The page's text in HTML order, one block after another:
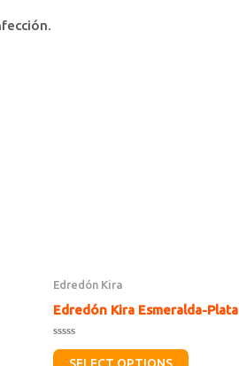
Edredón Kira
Edredón Kira Esmeralda-Plata
Rated
0
SELECT OPTIONS